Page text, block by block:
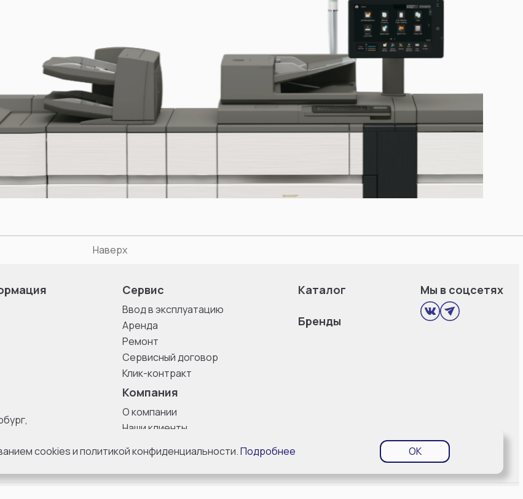
Наверх
до
Сервис
Ввод в эксплуатацию
Аренда
Ремонт
Сервисный договор
Клик-контракт
Компания
О компании
Наши клиенты
Каталог
Бренды
Мы в соцсетях
cookies и политикой конфиденциальности.Подробнее OK